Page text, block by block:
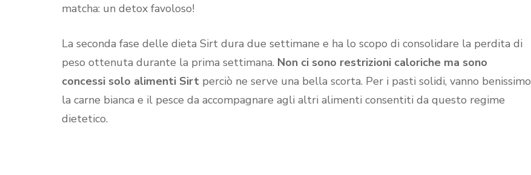
matcha: un detox favoloso!
La seconda fase delle dieta Sirt dura due settimane e ha lo scopo di consolidare la perdita di
peso ottenuta durante la prima settimana. Non ci sono restrizioni caloriche ma sono
concessi solo alimenti Sirt perciò ne serve una bella scorta. Per i pasti solidi, vanno benissimo
la carne bianca e il pesce da accompagnare agli altri alimenti consentiti da questo regime
dietetico.